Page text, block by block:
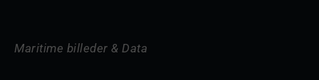
Maritime billeder & Data